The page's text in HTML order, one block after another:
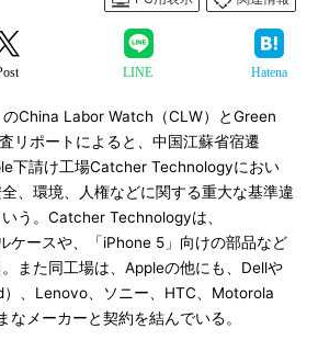
LINE Hatena
China Labor Watch（CLW）とGreen
リポートによると、中国江蘇省宿遷
下請け工場Catcher Technologyにおい
、環境、人権などに関する重大な基準違
う。Catcher Technologyは、
ケースや、「iPhone 5」向けの部品など
また同工場は、Appleの他にも、Dellや
、Lenovo、ソニー、HTC、Motorola
なメーカーと契約を結んでいる。